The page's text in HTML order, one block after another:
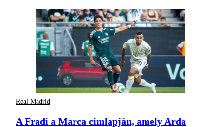
Real Madrid
A Fradi a Marca címlapján, amely Arda